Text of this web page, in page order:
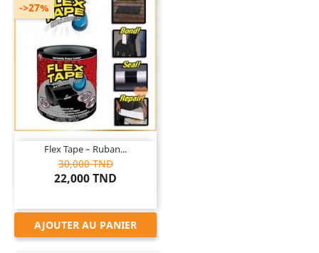

Flex Tape – Ruban...
30,000 TND
22,000 TND
->27%
AJOUTER AU PANIER